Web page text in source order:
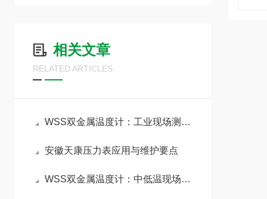
相关文章
RELATED ARTICLES
WSS双金属温度计：工业现场测温的“全能通用标尺”
安徽天康压力表应用与维护要点
WSS双金属温度计：中低温现场直读的通用工控仪表